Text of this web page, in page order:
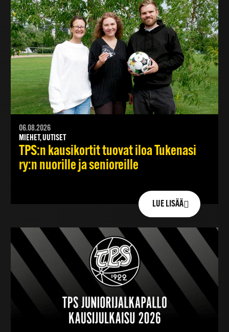
06.08.2026
MIEHET, UUTISET
TPS:n kausikortit tuovat iloa Tukenasi
ry:n nuorille ja senioreille
LUE LISÄÄ